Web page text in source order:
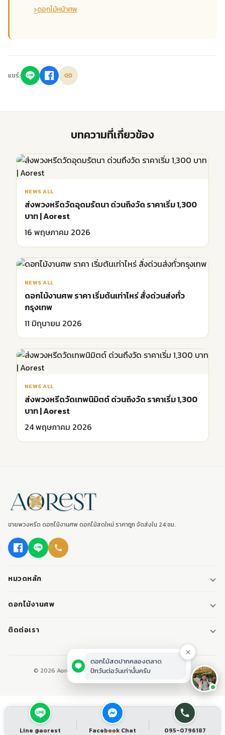
›ดอกไม้หน้าศพ
แชร์:
บทความที่เกี่ยวข้อง
NEWS ALL
ส่งพวงหรีดวัดอุดมรัตนา ด่วนถึงวัด ราคาเริ่ม 1,300
บาท | Aorest
16 พฤษภาคม 2026
NEWS ALL
ดอกไม้งานศพ ราคา เริ่มต้นเท่าไหร่ สั่งด่วนส่งทั่ว
กรุงเทพ
11 มิถุนายน 2026
NEWS ALL
ส่งพวงหรีดวัดเทพนิมิตต์ ด่วนถึงวัด ราคาเริ่ม 1,300
บาท | Aorest
24 พฤษภาคม 2026
ขายพวงหรีด ดอกไม้งานศพ ดอกไม้สดใหม่ ราคาถูก จัดส่งใน 24 ชม.
หมวดหลัก
พวงหรีด
พวงหรีดมาลา
หรีดหนังสือ
ดอกไม้งานศพ
ดอกไม้หน้าศพ
ติดต่อเรา
ปากคลองตลาด เขตพระนคร กทม.
© 2026 Aorest. ขายพวงหรีด ดอกไม้งานศพ ปากคลองตลาด.
Line @aorest Facebook Chat 095-0796187
ดอกไม้สดปากคลองตลาด
ปักวันต่อวันเท่านั้นครับ